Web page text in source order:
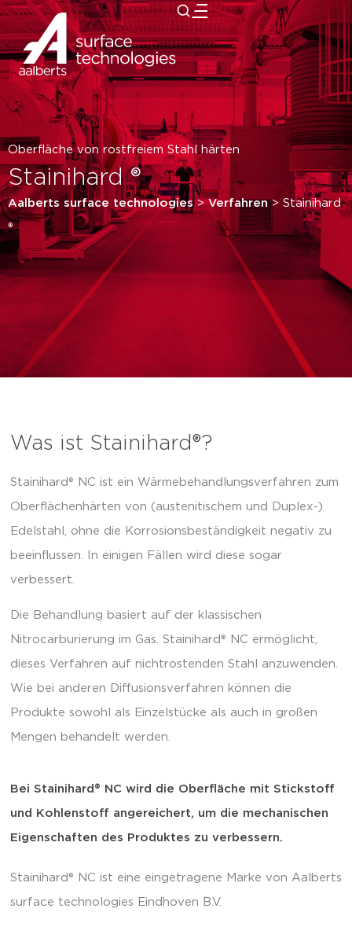
zurück
Oberfläche von rostfreiem Stahl härten
Stainihard ®
Aalberts surface technologies>Verfahren> Stainihard
®
Was ist Stainihard®?
Stainihard® NC ist ein Wärmebehandlungsverfahren zum
Oberflächenhärten von (austenitischem und Duplex-)
Edelstahl, ohne die Korrosionsbeständigkeit negativ zu
beeinflussen. In einigen Fällen wird diese sogar
verbessert.
Die Behandlung basiert auf der klassischen
Nitrocarburierung im Gas. Stainihard® NC ermöglicht,
dieses Verfahren auf nichtrostenden Stahl anzuwenden.
Wie bei anderen Diffusionsverfahren können die
Produkte sowohl als Einzelstücke als auch in großen
Mengen behandelt werden.
Bei Stainihard® NC wird die Oberfläche mit Stickstoff
und Kohlenstoff angereichert, um die mechanischen
Eigenschaften des Produktes zu verbessern.
Stainihard® NC ist eine eingetragene Marke von Aalberts
surface technologies Eindhoven B.V.